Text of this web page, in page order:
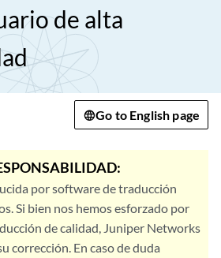
de alta
Go to English page
por software de traducción
Si bien nos hemos esforzado por
de calidad, Juniper Networks
corrección. En caso de duda